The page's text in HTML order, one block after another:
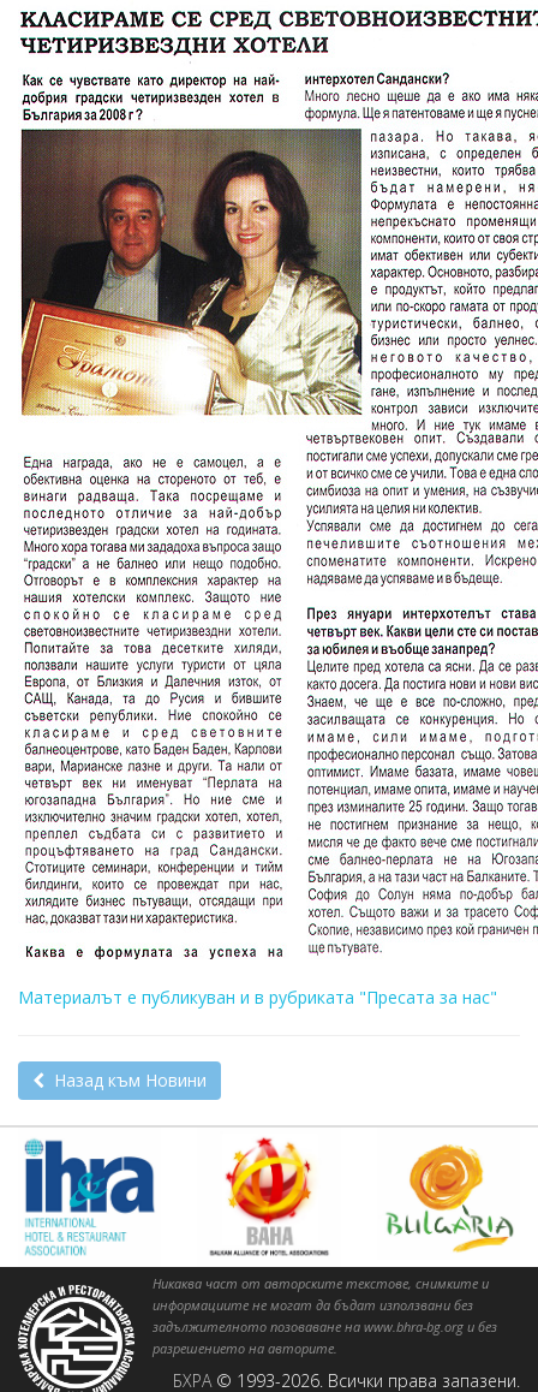
Материалът е публикуван и в рубриката "Пресата за нас"
Назад към Новини
Никаква част от авторските текстове, снимките и
информациите не могат да бъдат използвани без
задължителното позоваване на www.bhra-bg.org и без
разрешението на авторите.
БХРА © 1993-2026. Всички права запазени.